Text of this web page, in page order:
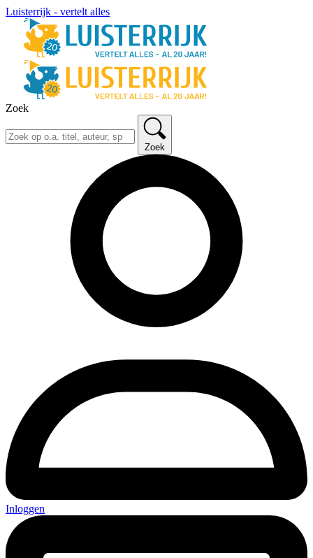
Luisterrijk - vertelt alles
Zoek
Zoek
Inloggen